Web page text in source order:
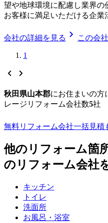
望や地球環境に配慮し業界
お客様に満足いただける企業
会社の詳細を見る chevron_right この会
1
chevron_left chevron_right
秋田県山本郡にお住まいの方
レージリフォーム会社数5社
無料リフォーム会社一括見積
他のリフォーム箇
のリフォーム会社
キッチン
トイレ
洗面所
お風呂・浴室